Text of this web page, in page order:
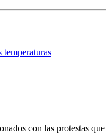
temperaturas
con las protestas